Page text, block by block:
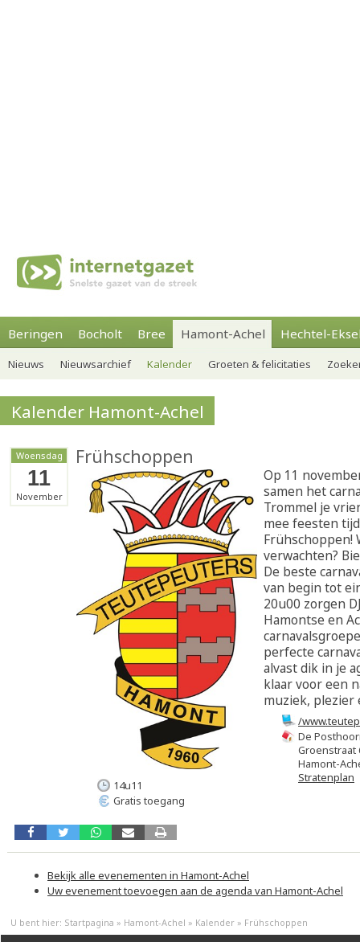
Beringen Bocholt Bree Hamont-Achel Hechtel-
Nieuws Nieuwsarchief Kalender Groeten & felicitaties
Kalender Hamont-Achel
Woensdag
11
November
Frühschoppen
Op 11
samen het
Trommel je
mee feesten
Frühschoppen!
verwachten?
De beste
van begin tot
20u00 zorgen
Hamontse en
perfecte
alvast dik in je
klaar voor een
muziek, plezier
/
De
Groenstraat
Hamont-
Stratenplan
14u11
Gratis toegang
Bekijk alle evenementen in Hamont-Achel
Uw evenement toevoegen aan de agenda van Hamont-Achel
U bent hier: Startpagina » Hamont-Achel » Kalender » Frühschoppen